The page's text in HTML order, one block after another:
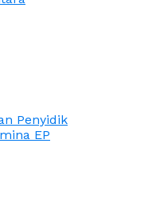
Penyidik
EP